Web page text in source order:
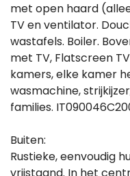
met open haard
TV en ventilator.
wastafels. Boiler.
met TV, Flatscreen
kamers, elke kamer
wasmachine,
families.
Buiten:
Rustieke, eenvoudig
vrijstaand. In het